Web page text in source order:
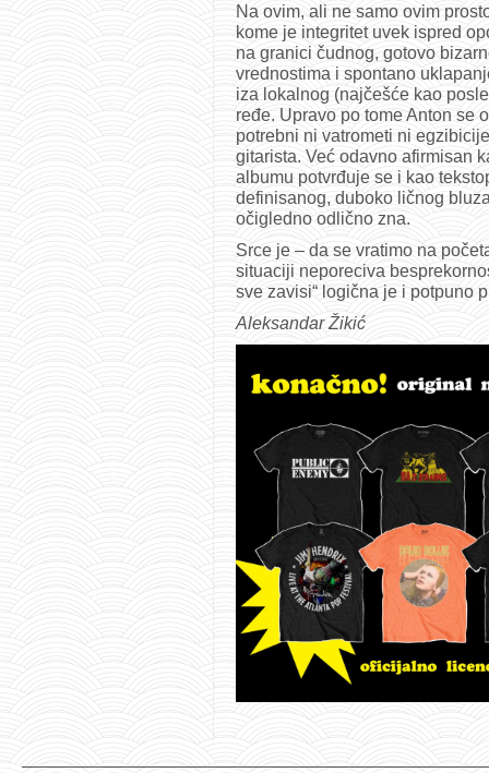
Na ovim, ali ne samo ovim
kome je integritet uvek ispred
na granici čudnog, gotovo
vrednostima i spontano
iza lokalnog (najčešće kao
ređe. Upravo po tome Anton se
potrebni ni vatrometi ni
gitarista. Već odavno afirmisan
albumu potvrđuje se i kao
definisanog, duboko ličnog
očigledno odlično zna.
Srce je – da se vratimo na
situaciji neporeciva
sve zavisi“ logična je i potpuno
Aleksandar Žikić